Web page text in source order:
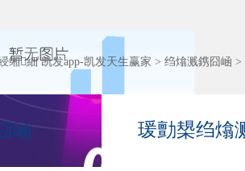
缃細凯发app-凯发天生赢家 > 绉熻溅鎸囧崡 >
崡 瑗勯槼绉熻